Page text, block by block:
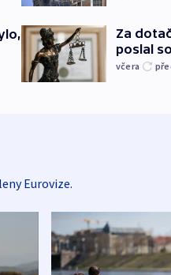
Za
poslal
včera
Eurovize.